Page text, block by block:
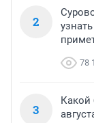
2
78
3
Какой